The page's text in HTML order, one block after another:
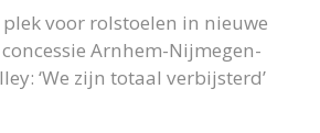
voor rolstoelen in nieuwe
Arnhem-Nijmegen-
‘We zijn totaal verbijsterd’